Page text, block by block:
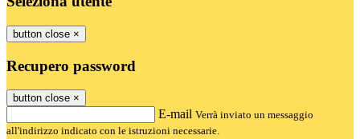
button close ×
Recupero password
button close ×
E-mail Verrà inviato un messaggio
all'indirizzo indicato con le istruzioni necessarie.